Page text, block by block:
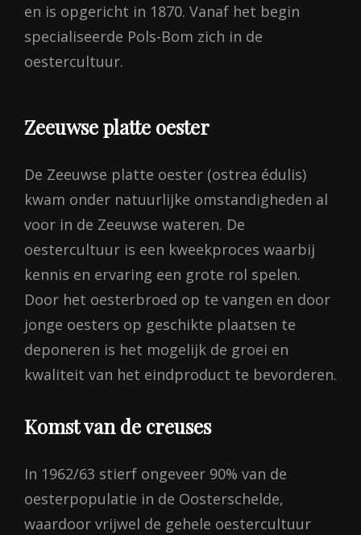
en is opgericht in 1870. Vanaf het begin
specialiseerde Pols-Bom zich in de
oestercultuur.
Zeeuwse platte oester
De Zeeuwse platte oester (ostrea édulis)
kwam onder natuurlijke omstandigheden al
voor in de Zeeuwse wateren. De
oestercultuur is een kweekproces waarbij
kennis en ervaring een grote rol spelen.
Door het oesterbroed op te vangen en door
jonge oesters op geschikte plaatsen te
deponeren is het mogelijk de groei en
kwaliteit van het eindproduct te bevorderen.
Komst van de creuses
In 1962/63 stierf ongeveer 90% van de
oesterpopulatie in de Oosterschelde,
waardoor vrijwel de gehele oestercultuur